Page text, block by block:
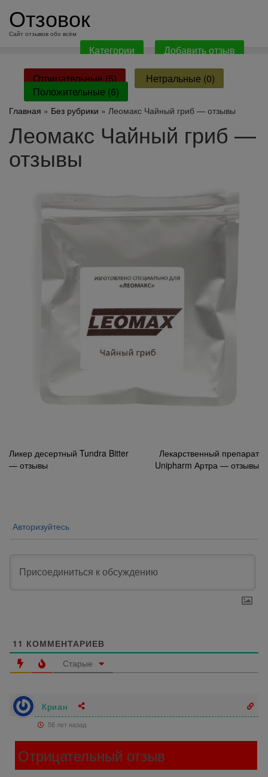
содержанию
Отзовок
Сайт отзывов обо всём
Категории Добавить отзыв
Отрицательные (5)
Нетральные (0)
Положительные (6)
Главная » Без рубрики » Леомакс Чайный гриб — отзывы
Леомакс Чайный гриб —
отзывы
Навигация
по
Ликер десертный Tundra Bitter
— отзывы
Лекарственный препарат
Unipharm Артра — отзывы
Авторизуйтесь
11 КОММЕНТАРИЕВ
Старые
Криан
56 лет назад
Отрицательный отзыв